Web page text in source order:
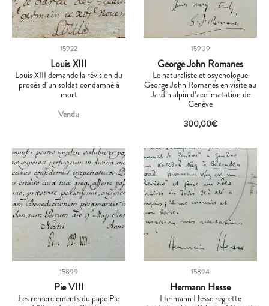
15922
Louis XIII
Louis XIII demande la révision du
procès d’un soldat condamné à
mort
Vendu
15909
George John Romanes
Le naturaliste et psychologue
George John Romanes en visite au
Jardin alpin d’acclimatation de
Genève
300,00€
15899
Pie VIII
Les remerciements du pape Pie
15894
Hermann Hesse
Hermann Hesse regrette